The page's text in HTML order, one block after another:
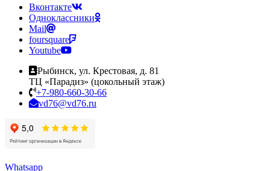
Вконтакте
Одноклассники
Mail
foursquare
Youtube
Рыбинск, ул. Крестовая, д. 81
ТЦ «Парадиз» (цокольный этаж)
+7-980-660-30-66
vd76@vd76.ru
Whatsapp